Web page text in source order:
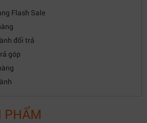
Flash Sale
đổi trả
góp
PHẨM